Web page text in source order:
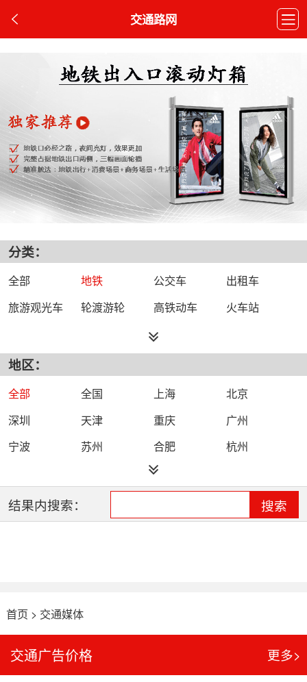
交通路网
分类：
全部 地铁 公交车
出租车
旅游观光车
轮渡游轮 高铁动车 火车站
地区：
全部 全国 上海
北京
深圳
天津 重庆
广州
宁波
苏州 合肥
杭州
西安
结果内搜索： 搜索
首页 > 交通媒体
交通广告价格 更多>